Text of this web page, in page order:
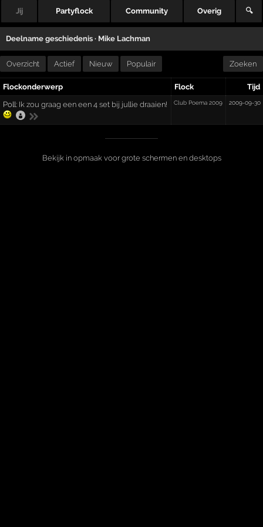
Jij Partyflock Community Overig 🔍
Deelname geschiedenis · Mike Lachman
Overzicht Actief Nieuw Populair Zoeken
Flockonderwerp Flock
Tijd
Poll: Ik zou graag een een 4 set bij jullie draaien! Club Poema 2009 2009-09-30
Bekijk in opmaak voor grote schermen en desktops